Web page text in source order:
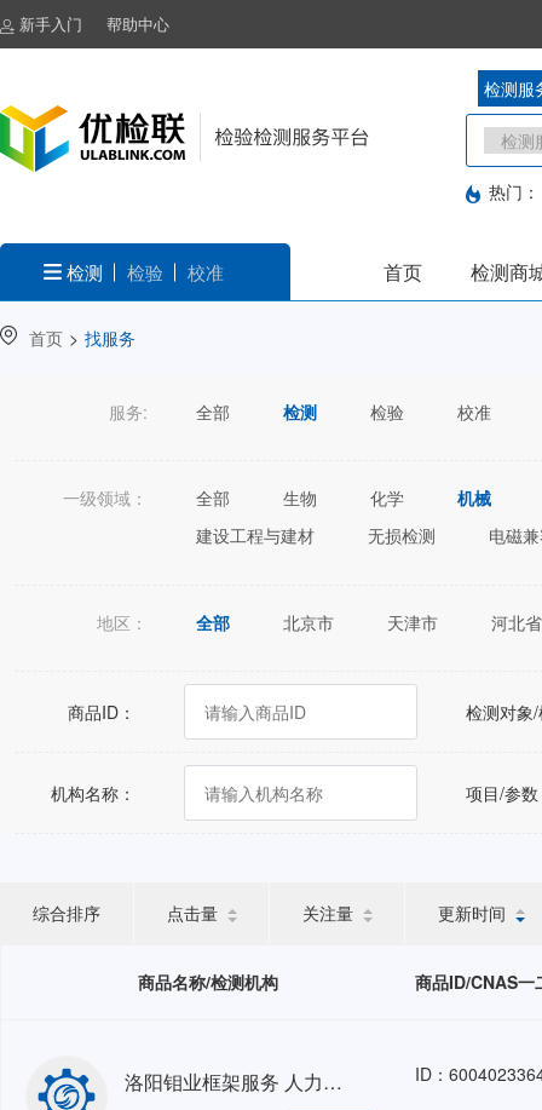
新手入门 帮助中心
检测服
热门：
检测 检验 校准 首页 检测商
首页 > 找服务
服务: 全部 检测 检验 校准
一级领域： 全部 生物 化学
机械
建设工程与建材
无损检测 电磁
地区： 全部 北京市 天津市
河北省
宁夏回族自治区
新疆维吾尔自治区
商品ID： 检测对象
机构名称： 项目/参
综合排序 点击量 关注量 更新时间
商品名称/检测机构 商品ID/CNAS一
洛阳钼业框架服务 人力外包HRO ID：